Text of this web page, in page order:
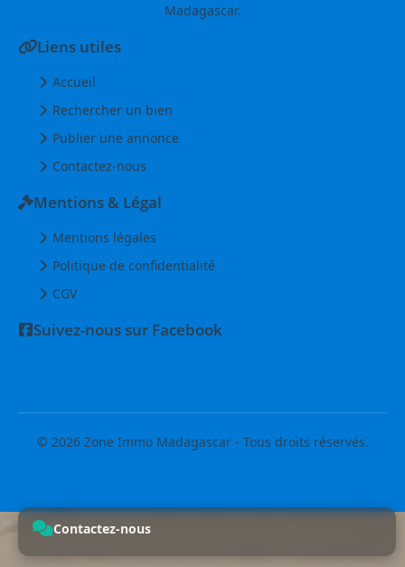
Madagascar.
Liens utiles
Accueil
Rechercher un bien
Publier une annonce
Contactez-nous
Mentions & Légal
Mentions légales
Politique de confidentialité
CGV
Suivez-nous sur Facebook
© 2026 Zone Immo Madagascar - Tous droits réservés.
Contactez-nous